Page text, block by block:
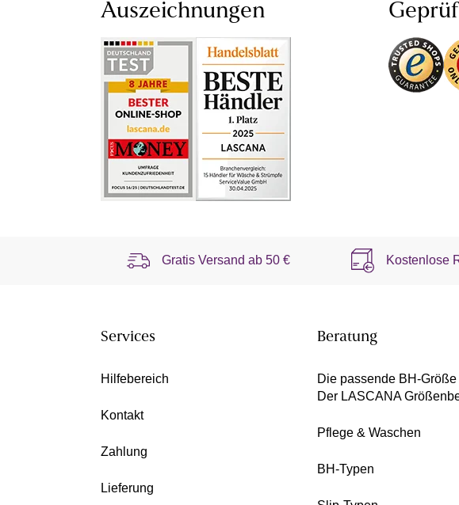
Auszeichnungen
Gratis Versand ab50 € Kostenlose
Services
Hilfebereich
Kontakt
Zahlung
Lieferung
Beratung
Die passende BH-Größe
Der LASCANA
Pflege & Waschen
BH-Typen